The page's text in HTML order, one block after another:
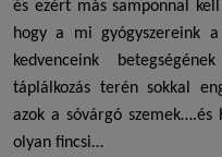
és ezért más samponnal
hogy a mi gyógyszereink
kedvenceink
táplálkozás terén sokkal
azok a sóvárgó
olyan fincsi…